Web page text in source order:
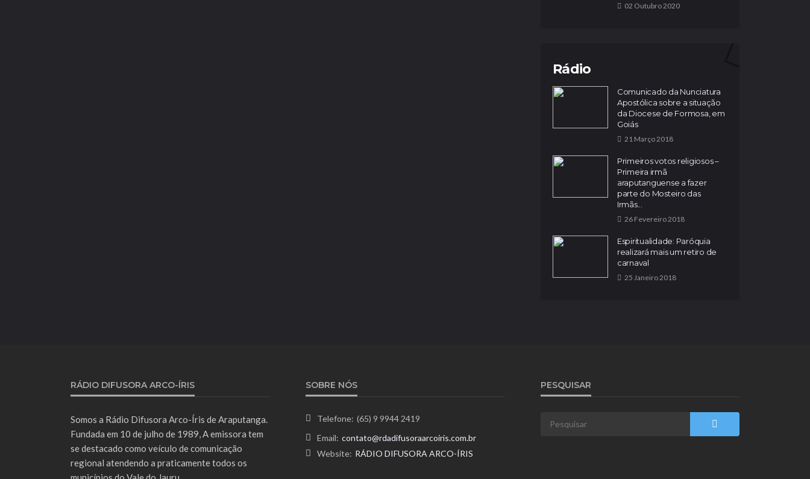
02 Outubro 2020
Rádio
Comunicado da Nunciatura
Apostólica sobre a situação
da Diocese de Formosa, em
Goiás
21 Março 2018
Primeiros votos religiosos –
Primeira irmã
araputanguense a fazer
parte do Mosteiro das
Irmãs...
26 Fevereiro 2018
Espiritualidade: Paróquia
realizará mais um retiro de
carnaval
25 Janeiro 2018
RÁDIO DIFUSORA ARCO-ÍRIS
Somos a Rádio Difusora Arco-Íris de Araputanga.
Fundada em 10 de julho de 1989, A emissora tem
se destacado como veículo de comunicação
regional atendendo a praticamente todos os
SOBRE NÓS
Telefone: (65) 9 9944 2419
Email: contato@rdadifusoraarcoiris.com.br
Website: RÁDIO DIFUSORA ARCO-ÍRIS
PESQUISAR